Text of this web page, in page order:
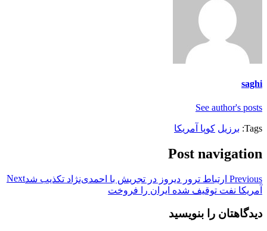
saghi
See author's posts
Tags: برزیل کوپا آمریکا
Post navigation
Previous ارتباط ترور دیروز در تجریش با احمدی‌نژاد تکذیب شدNext
آمریکا نفت توقیف شده ایران را فروخت
دیدگاهتان را بنویسید